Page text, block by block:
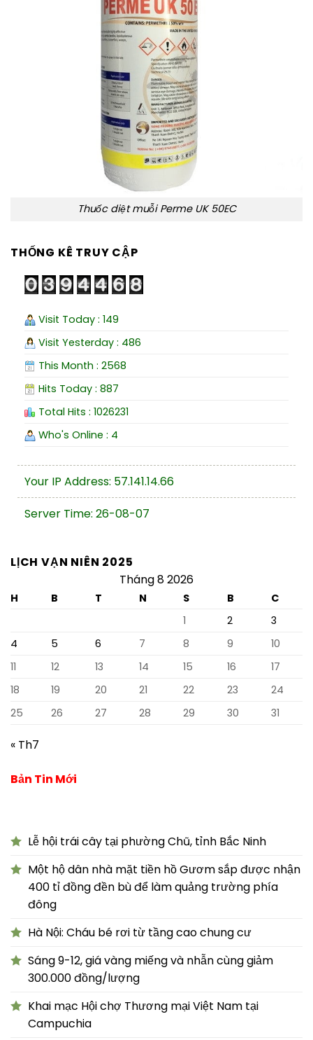
Thuốc diệt muỗi Perme UK 50EC
THỐNG KÊ TRUY CẬP
Visit Today : 149
Visit Yesterday : 486
This Month : 2568
Hits Today : 887
Total Hits : 1026231
Who's Online : 4
Your IP Address: 57.141.14.66
Server Time: 26-08-07
LỊCH VẠN NIÊN 2025
Tháng 8 2026
H B T N S B
C
1
2
3
4
5 6 7 8 9
10
11
12 13 14 15 16
17
18
19 20 21 22 23
24
25
26 27 28 29 30 31
« Th7
Bản Tin Mới
Lễ hội trái cây tại phường Chũ, tỉnh Bắc Ninh
Một hộ dân nhà mặt tiền hồ Gươm sắp được nhận
400 tỉ đồng đền bù để làm quảng trường phía
đông
Hà Nội: Cháu bé rơi từ tầng cao chung cư
Sáng 9-12, giá vàng miếng và nhẫn cùng giảm
300.000 đồng/lượng
Khai mạc Hội chợ Thương mại Việt Nam tại
Campuchia